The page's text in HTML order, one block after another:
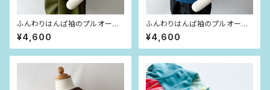
ふんわりはんぱ袖のプルオーバ
ー ビビッドピンク×dot（80siz
e）
¥4,600
ふんわりはんぱ袖のプルオーバ
ー インディゴブルー×dot（80si
ze）
¥4,600